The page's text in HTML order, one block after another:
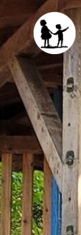
Inhalt
springen